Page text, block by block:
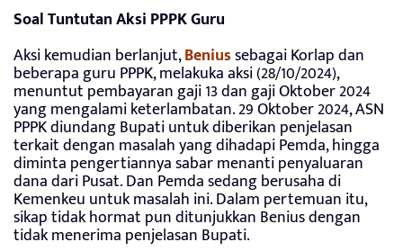
Soal Tuntutan Aksi PPPK Guru
Aksi kemudian berlanjut,Beniussebagai Korlap dan
beberapa guru PPPK, melakuka aksi (28/10/2024),
menuntut pembayaran gaji 13 dan gaji Oktober 2024
yang mengalami keterlambatan. 29 Oktober 2024, ASN
PPPK diundang Bupati untuk diberikan penjelasan
terkait dengan masalah yang dihadapi Pemda, hingga
diminta pengertiannya sabar menanti penyaluaran
dana dari Pusat. Dan Pemda sedang berusaha di
Kemenkeu untuk masalah ini. Dalam pertemuan itu,
sikap tidak hormat pun ditunjukkan Benius dengan
tidak menerima penjelasan Bupati.